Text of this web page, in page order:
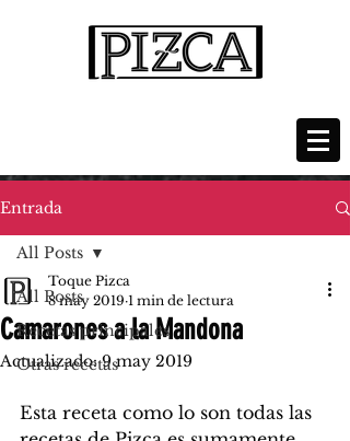
Entrada
All Posts
Recetas principales
Otras recetas
All Posts
Camarones a la Mandona
Toque Pizca
8 may 2019 1 min de lectura
Actualizado:9 may 2019
Esta receta como lo son todas las